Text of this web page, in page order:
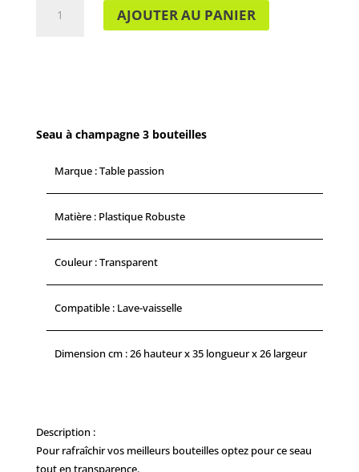
CM
815012
AJOUTER AU PANIER
Seau à champagne 3 bouteilles
Marque : Table passion
Matière : Plastique Robuste
Couleur : Transparent
Compatible : Lave-vaisselle
Dimension cm : 26 hauteur x 35 longueur x 26 largeur
Description :
Pour rafraîchir vos meilleurs bouteilles optez pour ce seau
tout en transparence.